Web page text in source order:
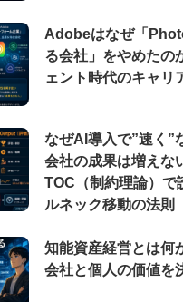
Adobeはなぜ「
る会社」をやめたの
ェント時代のキャリ
なぜAI導入で”速く”
会社の成果は増えな
TOC（制約理論）で
ルネック移動の法則
知能資産経営とは何
会社と個人の価値を